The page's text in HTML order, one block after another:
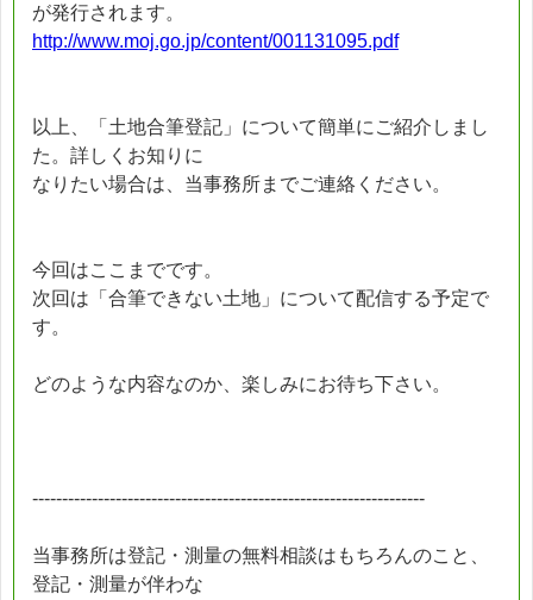
が発行されます。
http://www.moj.go.jp/content/001131095.pdf
以上、「土地合筆登記」について簡単にご紹介しまし
た。詳しくお知りに
なりたい場合は、当事務所までご連絡ください。
今回はここまでです。
次回は「合筆できない土地」について配信する予定で
す。
どのような内容なのか、楽しみにお待ち下さい。
------------------------------------------------------------------
当事務所は登記・測量の無料相談はもちろんのこと、
登記・測量が伴わな